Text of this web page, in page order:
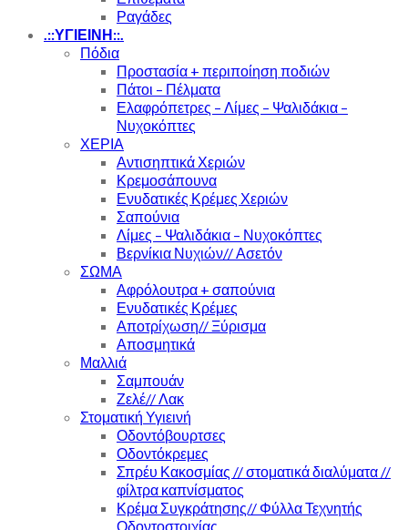
Ραγάδες
.::ΥΓΙΕΙΝΗ::.
Πόδια
Προστασία + περιποίηση ποδιών
Πάτοι – Πέλματα
Ελαφρόπετρες – Λίμες – Ψαλιδάκια –
Νυχοκόπτες
ΧΕΡΙΑ
Αντισηπτικά Χεριών
Κρεμοσάπουνα
Ενυδατικές Κρέμες Χεριών
Σαπούνια
Λίμες – Ψαλιδάκια – Νυχοκόπτες
Βερνίκια Νυχιών// Ασετόν
ΣΩΜΑ
Αφρόλουτρα + σαπούνια
Ενυδατικές Κρέμες
Αποτρίχωση// Ξύρισμα
Αποσμητικά
Μαλλιά
Σαμπουάν
Ζελέ// Λακ
Στοματική Υγιεινή
Οδοντόβουρτσες
Οδοντόκρεμες
Σπρέυ Κακοσμίας // στοματικά διαλύματα //
φίλτρα καπνίσματος
Κρέμα Συγκράτησης// Φύλλα Τεχνητής
Οδοντοστοιχίας